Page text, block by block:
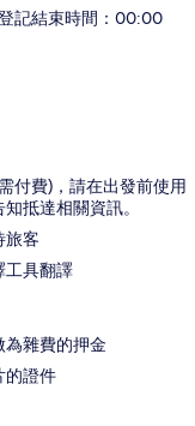
記結束時間：00:00
付費)，請在出發前使用
抵達相關資訊。
旅客
工具翻譯
雜費的押金
的證件